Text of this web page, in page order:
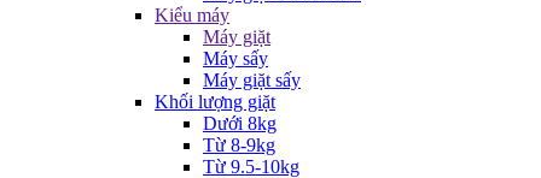
Kiểu máy
Máy giặt
Máy sấy
Máy giặt sấy
Khối lượng giặt
Dưới 8kg
Từ 8-9kg
Từ 9.5-10kg